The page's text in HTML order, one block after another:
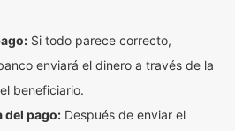
Si todo parece correcto,
enviará el dinero a través de la
beneficiario.
del pago: Después de enviar el